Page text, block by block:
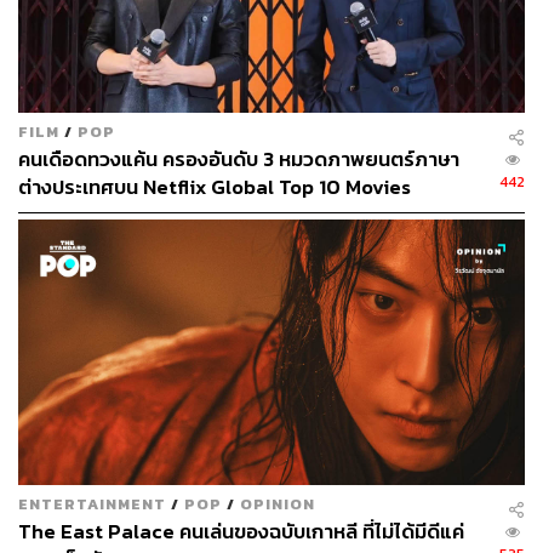
ในขณะที่สตูดิโอหลายแห่งก็ขาดความโปร่งใสในแง่ของกฎ
เกณฑ์เกี่ยวกับข้อมูลผู้ชมแบบสตรีมมิง ทำให้การเจรจา
สัญญาล่าสุดระหว่างสตูดิโอกับนักเขียนและนักแสดงมีการ
เจรจากันไม่ลงตัว
อย่างไรก็ตาม ตอนนี้หลายๆ ค่ายกำลังดึงรูปแบบธุรกิจเดิมที่
เคยประสบความสำเร็จในอดีตมาใช้เพื่อหวังทำให้การสตรีม
มิงมีกำไร เช่น หันมาให้ความสำคัญกับโฆษณา การออกใบ
อนุญาตเนื้อหาไปยังแพลตฟอร์มอื่น ตามด้วยการปราบปราม
การแบ่งปันรหัสผ่านและหน้าต่างไปยังแพลตฟอร์มต่างๆ นั้น
ต้องจับตาดูในระยะยาว
อ้างอิง:
https://www.cnbc.com/2023/09/17/hollywood-streami
ng-profits-struggles.html
สามารถติดตาม THE STANDARD WEALTH
FILM / POP
คนเดือดทวงแค้น ครองอันดับ 3 หมวดภาพยนตร์ภาษา
ต่างประเทศบน Netflix Global Top 10 Movies
442
ENTERTAINMENT / POP / OPINION
The East Palace คนเล่นของฉบับเกาหลี ที่ไม่ได้มีดีแค่